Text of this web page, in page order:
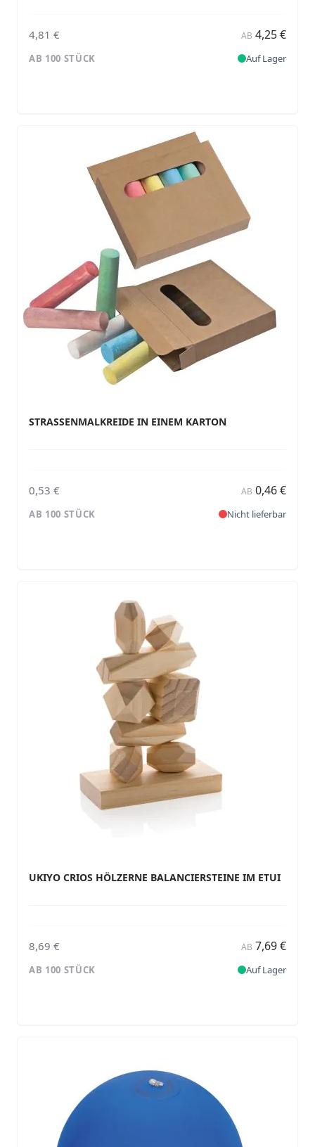
4,81 € AB 4,25 €
AB 100 STÜCK Auf Lager
STRASSENMALKREIDE IN EINEM KARTON
0,53 € AB 0,46 €
AB 100 STÜCK Nicht lieferbar
UKIYO CRIOS HÖLZERNE BALANCIERSTEINE IM ETUI
8,69 € AB 7,69 €
AB 100 STÜCK Auf Lager